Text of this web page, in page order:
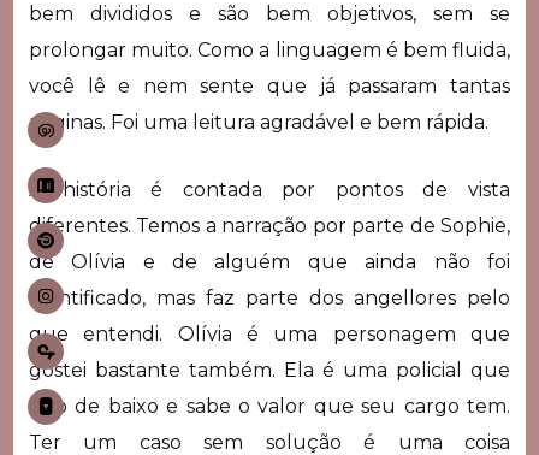
bem divididos e são bem objetivos, sem se
prolongar muito. Como a linguagem é bem fluida,
você lê e nem sente que já passaram tantas
páginas. Foi uma leitura agradável e bem rápida.
A história é contada por pontos de vista
diferentes. Temos a narração por parte de Sophie,
de Olívia e de alguém que ainda não foi
identificado, mas faz parte dos angellores pelo
que entendi. Olívia é uma personagem que
gostei bastante também. Ela é uma policial que
veio de baixo e sabe o valor que seu cargo tem.
Ter um caso sem solução é uma coisa